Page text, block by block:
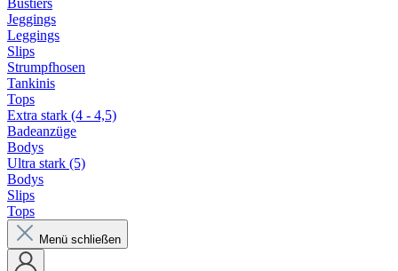
Jeggings
Leggings
Slips
Strumpfhosen
Tankinis
Tops
Extra stark (4 - 4,5)
Badeanzüge
Bodys
Ultra stark (5)
Bodys
Slips
Tops
Menü schließen